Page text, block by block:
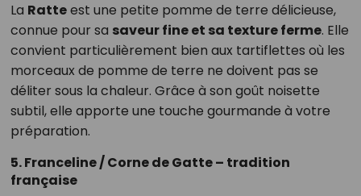
La Ratteest une petite pomme de terre délicieuse,
connue pour sa saveur fine et sa texture ferme. Elle
convient particulièrement bien aux tartiflettes où les
morceaux de pomme de terre ne doivent pas se
déliter sous la chaleur. Grâce à son goût noisette
subtil, elle apporte une touche gourmande à votre
préparation.
5. Franceline / Corne de Gatte – tradition
française